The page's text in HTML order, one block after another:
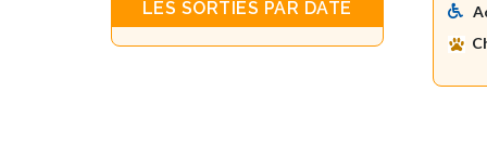
LES SORTIES PAR DATE